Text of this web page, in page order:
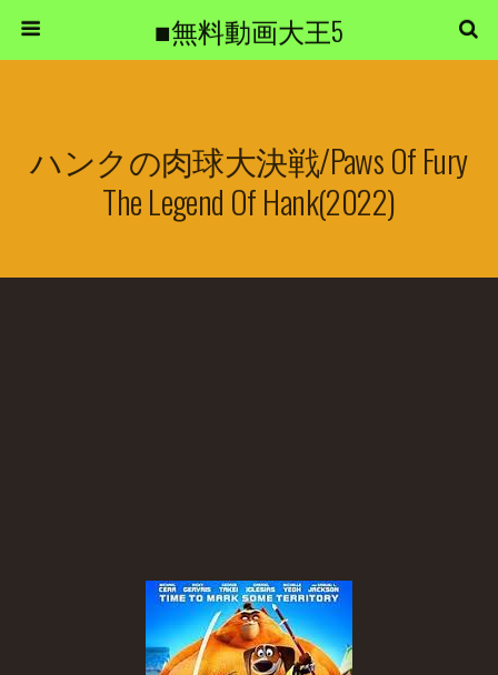
■無料動画大王5
ハンクの肉球大決戦/Paws Of Fury
The Legend Of Hank(2022)